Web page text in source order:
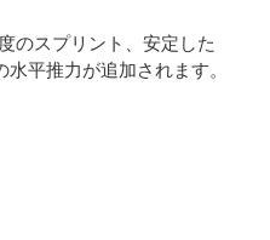
のスプリント、安定した
平推力が追加されます。